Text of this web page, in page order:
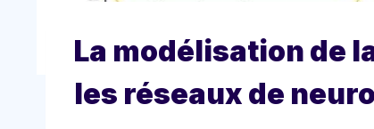
La modélisation de
les réseaux de